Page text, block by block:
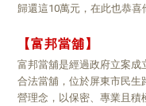
歸還這10萬元，在此也恭喜
【富邦當舖】
富邦當舖是經過政府立案成
合法當舖，位於屏東市民生
營理念，以保密、專業且